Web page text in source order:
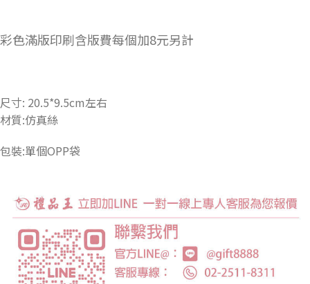
彩色滿版印刷含版費每個加8元另計
尺寸: 20.5*9.5cm左右
材質:仿真絲
包裝:單個OPP袋